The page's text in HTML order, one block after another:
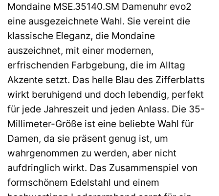
Mondaine MSE.35140.SM Damenuhr evo2
eine ausgezeichnete Wahl. Sie vereint die
klassische Eleganz, die Mondaine
auszeichnet, mit einer modernen,
erfrischenden Farbgebung, die im Alltag
Akzente setzt. Das helle Blau des Zifferblatts
wirkt beruhigend und doch lebendig, perfekt
für jede Jahreszeit und jeden Anlass. Die 35-
Millimeter-Größe ist eine beliebte Wahl für
Damen, da sie präsent genug ist, um
wahrgenommen zu werden, aber nicht
aufdringlich wirkt. Das Zusammenspiel von
formschönem Edelstahl und einem